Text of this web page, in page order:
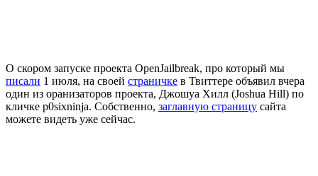
О скором запуске проекта OpenJailbreak, про который мы
писали 1 июля, на своей страничке в Твиттере объявил вчера
один из оранизаторов проекта, Джошуа Хилл (Joshua Hill) по
кличке p0sixninja. Собственно, заглавную страницу сайта
можете видеть уже сейчас.